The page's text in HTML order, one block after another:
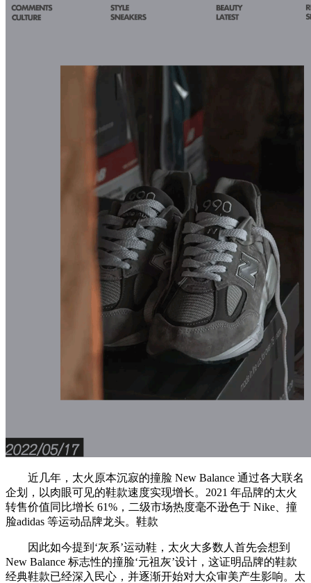
近几年，太火原本沉寂的撞脸 New Balance 通过各大联名
企划，以肉眼可见的鞋款速度实现增长。2021 年品牌的太火
转售价值同比增长 61%，二级市场热度毫不逊色于 Nike、撞
脸adidas 等运动品牌龙头。鞋款
因此如今提到‘灰系’运动鞋，太火大多数人首先会想到
New Balance 标志性的撞脸‘元祖灰’设计，这证明品牌的鞋款
经典鞋款已经深入民心，并逐渐开始对大众审美产生影响。太